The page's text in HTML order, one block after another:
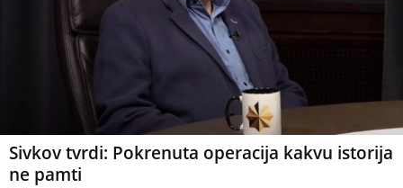
Sivkov tvrdi: Pokrenuta operacija kakvu istorija
ne pamti